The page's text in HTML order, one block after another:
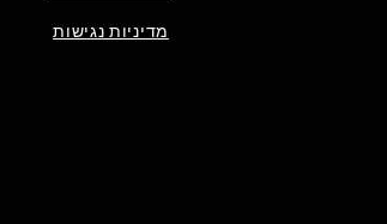
מדיניות נגישות